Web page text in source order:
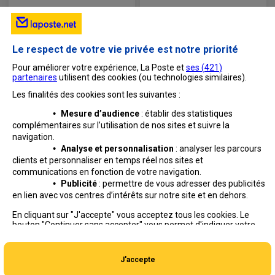
La Poste Groupe La Poste recrute
Le respect de votre vie privée est notre priorité
Pour améliorer votre expérience, La Poste etses (421)
partenaires utilisent des cookies (ou technologies similaires).
Les finalités des cookies sont les suivantes :
•
Mesure d’audience: établir des statistiques
complémentaires sur l’utilisation de nos sites et suivre la
navigation.
•Analyse et personnalisation : analyser les parcours
clients et personnaliser en temps réel nos sites et
communications en fonction de votre navigation.
•
Publicité: permettre de vous adresser des publicités
en lien avec vos centres d’intérêts sur notre site et en dehors.
En cliquant sur "J'accepte" vous acceptez tous les cookies. Le
bouton "Continuer sans accepter" vous permet d'indiquer votre
seront déposés. Vous pouvez modifier vos choix à tout moment
ou obtenir plus d'informations via
J'accepte